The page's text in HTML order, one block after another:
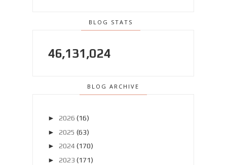
BLOG STATS
46,131,024
BLOG ARCHIVE
► 2026 (16)
► 2025 (63)
► 2024 (170)
► 2023 (171)